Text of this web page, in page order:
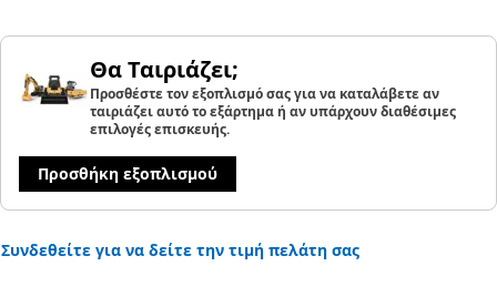
Θα Ταιριάζει;
Προσθέστε τον εξοπλισμό σας για να καταλάβετε αν
ταιριάζει αυτό το εξάρτημα ή αν υπάρχουν διαθέσιμες
επιλογές επισκευής.
Προσθήκη εξοπλισμού
Συνδεθείτε για να δείτε την τιμή πελάτη σας